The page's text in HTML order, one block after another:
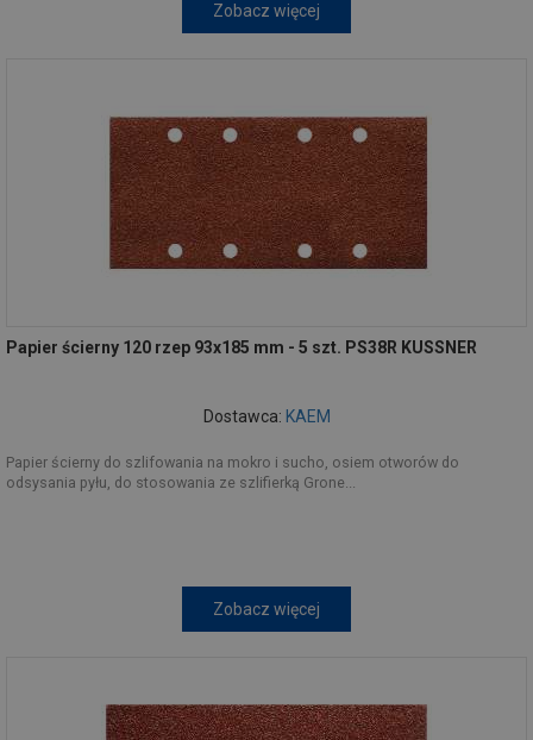
Zobacz więcej
Papier ścierny 120 rzep 93x185 mm - 5 szt. PS38R KUSSNER
Dostawca: KAEM
Papier ścierny do szlifowania na mokro i sucho, osiem otworów do
odsysania pyłu, do stosowania ze szlifierką Grone...
Zobacz więcej